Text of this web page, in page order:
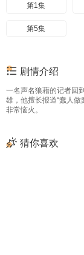
第1集
第5集
剧情介绍
一名声名狼藉的记者回
雄，他擅长报道“蠢人
非常恼火。
猜你喜欢